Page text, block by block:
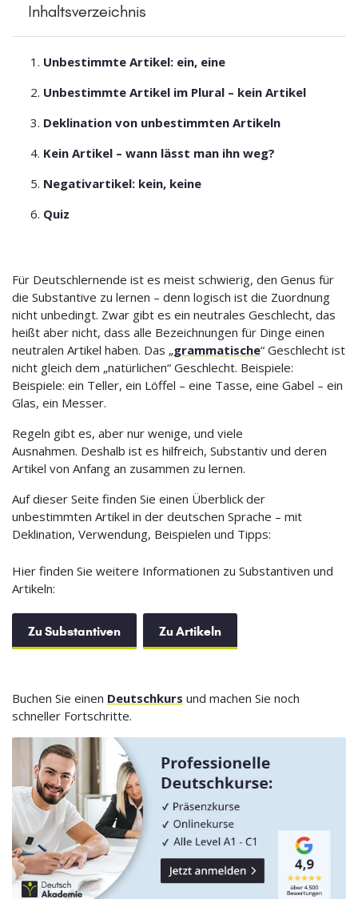
Inhaltsverzeichnis
Unbestimmte Artikel: ein, eine
Unbestimmte Artikel im Plural – kein Artikel
Deklination von unbestimmten Artikeln
Kein Artikel – wann lässt man ihn weg?
Negativartikel: kein, keine
Quiz
Für Deutschlernende ist es meist schwierig, den Genus für
die Substantive zu lernen – denn logisch ist die Zuordnung
nicht unbedingt. Zwar gibt es ein neutrales Geschlecht, das
heißt aber nicht, dass alle Bezeichnungen für Dinge einen
neutralen Artikel haben. Das „grammatische“ Geschlecht ist
nicht gleich dem „natürlichen“ Geschlecht. Beispiele:
Beispiele: ein Teller, ein Löffel – eine Tasse, eine Gabel – ein
Glas, ein Messer.
Regeln gibt es, aber nur wenige, und viele
Ausnahmen. Deshalb ist es hilfreich, Substantiv und deren
Artikel von Anfang an zusammen zu lernen.
Auf dieser Seite finden Sie einen Überblick der
unbestimmten Artikel in der deutschen Sprache – mit
Deklination, Verwendung, Beispielen und Tipps:
Hier finden Sie weitere Informationen zu Substantiven und
Artikeln:
Zu Substantiven Zu Artikeln
Buchen Sie einen Deutschkurs und machen Sie noch
schneller Fortschritte.